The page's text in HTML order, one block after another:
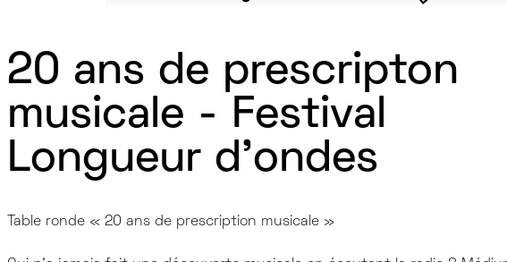
20 ans de prescripton
musicale - Festival
Longueur d'ondes
Table ronde « 20 ans de prescription musicale »